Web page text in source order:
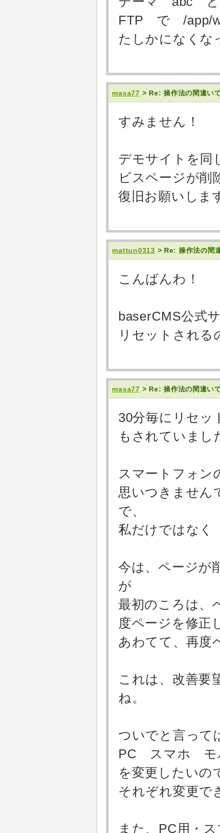
FTP で /app/
たしかになくな
masa77 > Re: 操作法の間違い
すみません！
デモサイトを同
ビスページが削
復旧お願いし
mattun0313 > Re: 操作法の間
こんばんわ！
baserCMS公式
リセットされる
masa77 > Re: 操作法の間違い
30分毎にリセッ
もされていま
スマートフォン
思いつきません
で、
私だけではな
今は、ページが
が
最初のころは、
度ページを修正
あわてて、再度
これは、改善要
ね。
ついでと言って
PC スマホ モ
を変更したいの
それぞれ変更で
また、PC用・